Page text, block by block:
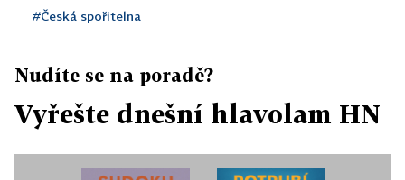
#Česká spořitelna
Nudíte se na poradě?
Vyřešte dnešní hlavolam HN